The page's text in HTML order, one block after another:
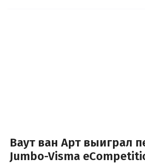
Ваут ван Арт выиграл
Jumbo-Visma